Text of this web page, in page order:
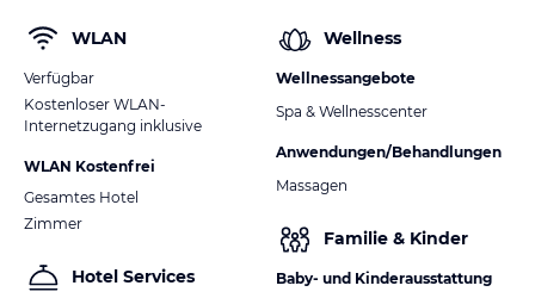
WLAN
Verfügbar
Kostenloser WLAN-
Internetzugang inklusive
WLAN Kostenfrei
Gesamtes Hotel
Zimmer
Hotel Services
Wellness
Wellnessangebote
Spa & Wellnesscenter
Anwendungen/Behandlungen
Massagen
Familie & Kinder
Baby- und Kinderausstattung